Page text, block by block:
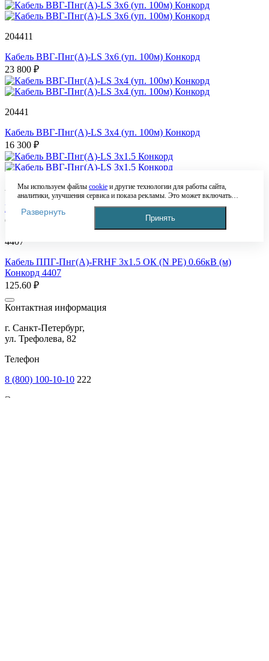
204411
Кабель ВВГ-Пнг(А)-LS 3х6 (уп. 100м) Конкорд
23 800 ₽
20441
Кабель ВВГ-Пнг(А)-LS 3х4 (уп. 100м) Конкорд
16 300 ₽
2044
Кабель ВВГ-Пнг(А)-LS 3х1.5 Конкорд
64 ₽
4407
Кабель ППГ-Пнг(А)-FRHF 3х1.5 ОК (N PE) 0.66кВ (м)
Конкорд 4407
125.60 ₽
Контактная информация
г. Санкт-Петербург,
ул. Трефолева, 82
Телефон
8 (800) 100-10-10 222
Электронная почта
Мы используем файлы cookieи другие технологии для работы сайта,
аналитики, улучшения сервиса и показа рекламы. Это может включать
обработку таких данных, как IP-адрес, информация о вашем устройстве,
местоположении и действиях на сайте. Продолжая пользоваться сайтом, вы
Политике обработки персональных
это в настройках браузера или покинуть сайт.
Развернуть
Принять